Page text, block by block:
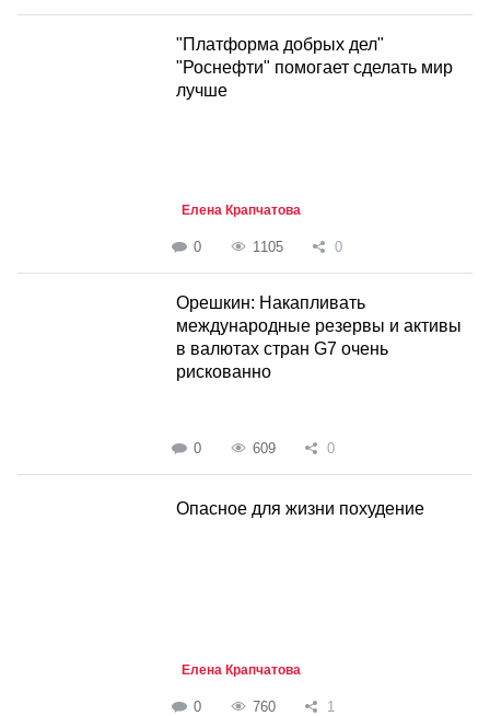
"Платформа добрых дел"
"Роснефти" помогает сделать мир
лучше
Елена Крапчатова
0 1105 0
Орешкин: Накапливать
международные резервы и активы
в валютах стран G7 очень
рискованно
0 609 0
Опасное для жизни похудение
Елена Крапчатова
0 760 1